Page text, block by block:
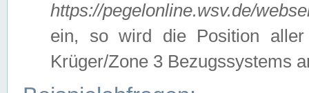
https://pegelonline.wsv.de/
ein, so wird die Position
Krüger/Zone 3 Bezugssystems